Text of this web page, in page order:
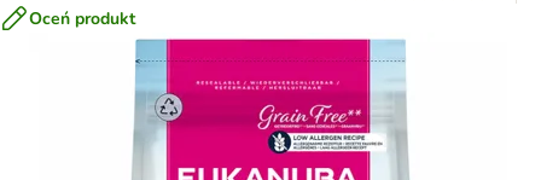
Oceń produkt